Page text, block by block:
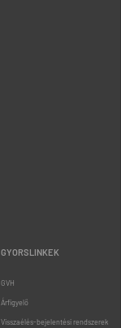
GYORSLINKEK
GVH
Árfigyelő
Visszaélés-bejelentési rendszerek